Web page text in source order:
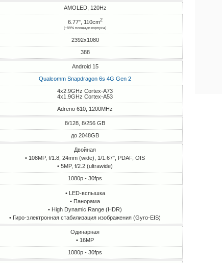
AMOLED, 120Hz
6.77", 110cm2
(~89% площади корпуса)
2392x1080
388
Android 15
Qualcomm Snapdragon 6s 4G Gen 2
4x2.9GHz Cortex-A73
4x1.9GHz Cortex-A53
Adreno 610, 1200MHz
8/128, 8/256 GB
до 2048GB
Двойная
• 108MP, f/1.8, 24mm (wide), 1/1.67", PDAF, OIS
• 5MP, f/2.2 (ultrawide)
1080p - 30fps
• LED-вспышка
• Панорама
• High Dynamic Range (HDR)
• Гиро-электронная стабилизация изображения (Gyro-EIS)
Одинарная
• 16MP
1080p - 30fps